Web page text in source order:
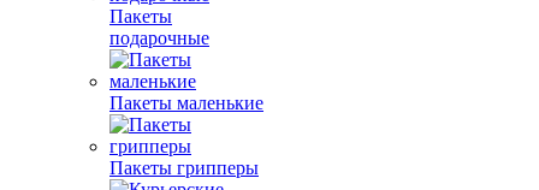
Пакеты
подарочные
Пакеты маленькие
Пакеты грипперы